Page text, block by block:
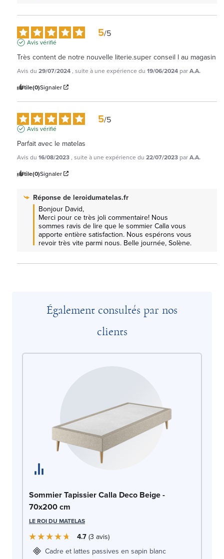
5/5
Avis vérifié
Très content de notre nouvelle literie.super conseil l au magasin
Avis du 29/07/2024, suite à une expérience du 19/06/2024 parA.A.
Utile(0)Signaler
5/5
Avis vérifié
Parfait avec le matelas
Avis du 16/08/2023, suite à une expérience du 22/07/2023 parA.A.
Utile(0)Signaler
Réponse de leroidumatelas.fr
Bonjour David,
Merci pour ce très joli commentaire! Nous
sommes ravis de lire que le sommier Calla vous
apporte entière satisfaction. Nous espérons vous
revoir très vite parmi nous. Belle journée, Solène.
Également consultés par nos
clients
Sommier Tapissier Calla Deco Beige -
70x200 cm
LE ROI DU MATELAS
4.7 3 avis
Cadre et lattes passives en sapin blanc